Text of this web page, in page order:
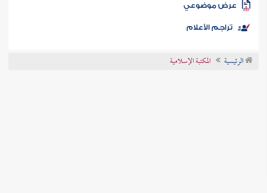
الكتب
موضوعي
تراجم الأعلام
الرئيسية المكتبة الإسلامية